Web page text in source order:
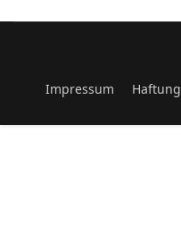
Impressum Haftung